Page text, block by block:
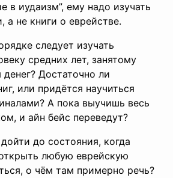
в иудаизм”, ему надо изучать
а не книги о еврействе.
следует изучать
средних лет, занятому
Достаточно ли
или придётся научиться
А пока выучишь весь
и айн бейс переведут?
до состояния, когда
любую еврейскую
о чём там примерно речь?